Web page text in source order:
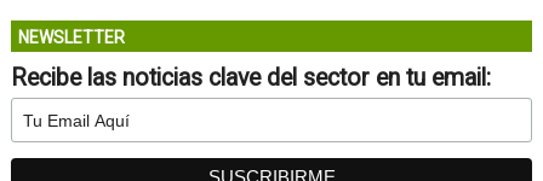
NEWSLETTER
Recibe las noticias clave del sector en tu email: